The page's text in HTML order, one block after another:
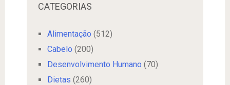
CATEGORIAS
Alimentação (512)
Cabelo (200)
Desenvolvimento Humano (70)
Dietas (260)